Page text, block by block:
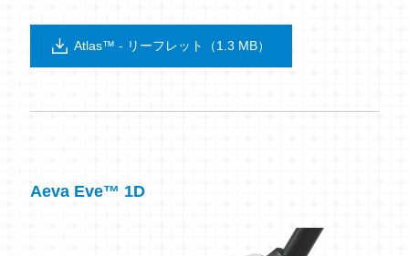
Atlas™ - リーフレット（1.3 MB）
Aeva Eve™ 1D